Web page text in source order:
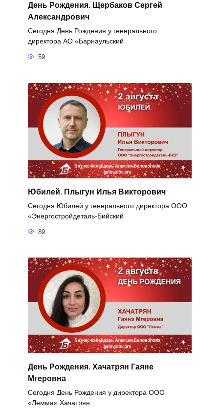
День Рождения. Щербаков Сергей
Александрович
Сегодня День Рождения у генерального
директора АО «Барнаульский
59
Юбилей. Плыгун Илья Викторович
Сегодня Юбилей у генерального директора ООО
«Энергостройдеталь-Бийский
89
День Рождения. Хачатрян Гаяне
Мгеровна
Сегодня День Рождения у директора ООО
«Лемма» Хачатрян